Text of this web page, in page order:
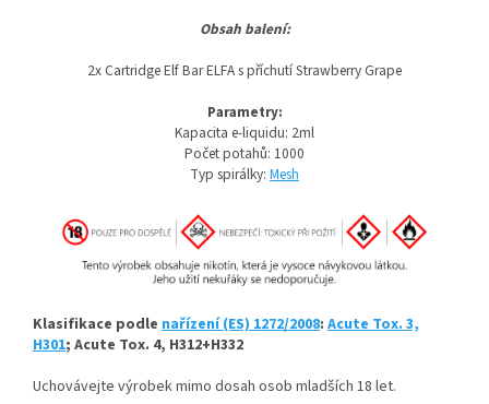
Obsah balení:
2x Cartridge Elf Bar ELFA s příchutí Strawberry Grape
Parametry:
Kapacita e-liquidu: 2ml
Počet potahů: 1000
Typ spirálky: Mesh
Klasifikace podle nařízení (ES) 1272/2008: Acute Tox. 3,
H301; Acute Tox. 4, H312+H332
Uchovávejte výrobek mimo dosah osob mladších 18 let.